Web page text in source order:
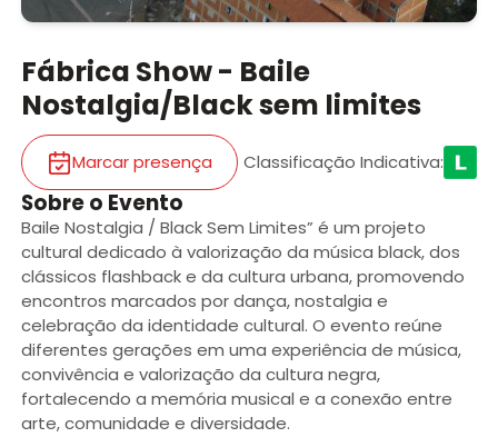
Fábrica Show - Baile
Nostalgia/Black sem limites
Marcar presença Classificação Indicativa:
Sobre o Evento
Baile Nostalgia / Black Sem Limites” é um projeto
cultural dedicado à valorização da música black, dos
clássicos flashback e da cultura urbana, promovendo
encontros marcados por dança, nostalgia e
celebração da identidade cultural. O evento reúne
diferentes gerações em uma experiência de música,
convivência e valorização da cultura negra,
fortalecendo a memória musical e a conexão entre
arte, comunidade e diversidade.